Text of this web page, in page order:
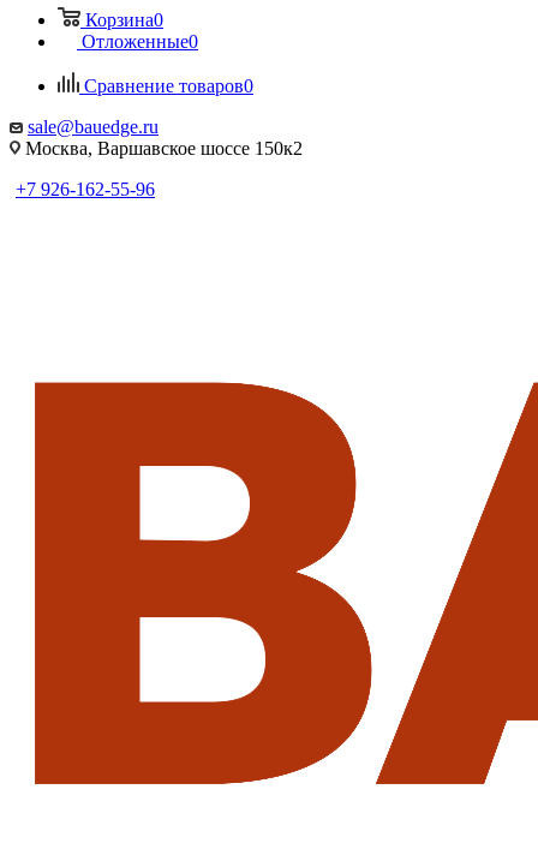
Корзина0
Отложенные0
Сравнение товаров0
sale@bauedge.ru
Москва, Варшавское шоссе 150к2
+7 926-162-55-96